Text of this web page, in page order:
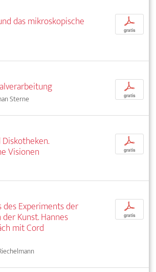
das mikroskopische
p
gratis
Sterne
p
gratis
Visionen
p
gratis
des Experiments der
Kunst. Hannes
mit Cord
p
gratis